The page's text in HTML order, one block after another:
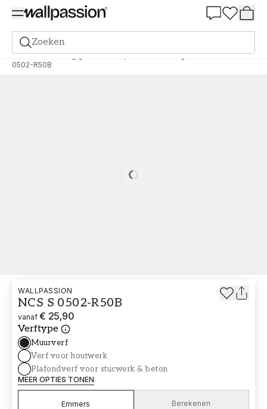
Zoeken
Verf Bestelling gebaseerd op NCS Bestelling door NCS
0502-R50B
Loading…
WALLPASSION
NCS S 0502-R50B
vanaf € 25,90
Verftype
Muurverf
Verf voor houtwerk
Plafondverf voor stucwerk & beton
MEER OPTIES TONEN
Emmers Berekenen